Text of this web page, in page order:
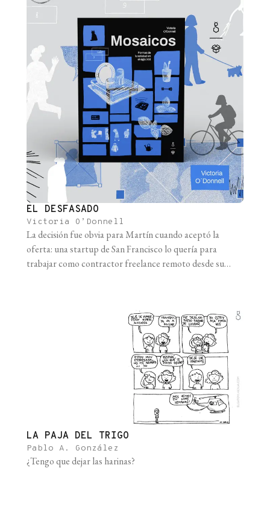
EL DESFASADO
Victoria O’Donnell
La decisión fue obvia para Martín cuando aceptó la
oferta: una startup de San Francisco lo quería para
trabajar como contractor freelance remoto desde su
LA PAJA DEL TRIGO
Pablo A. González
¿Tengo que dejar las harinas?